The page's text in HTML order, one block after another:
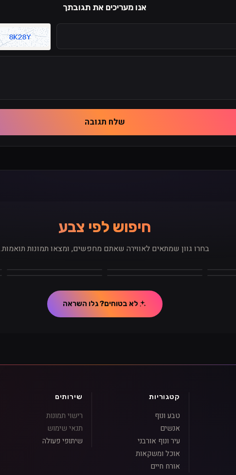
אנו מעריכים את תגובתך
קוד
שלח תגובה
חיפוש לפי צבע
בחרו גוון שמתאים לאווירה שאתם מחפשים, ומצאו תמונות תואמות.
לא בטוחים? גלו השראה
קטגוריות
טבע ונוף
אנשים
עיר ונוף אורבני
אוכל ומשקאות
אורח חיים
שירותים
רישוי תמונות
תנאי שימוש
שיתופי פעולה